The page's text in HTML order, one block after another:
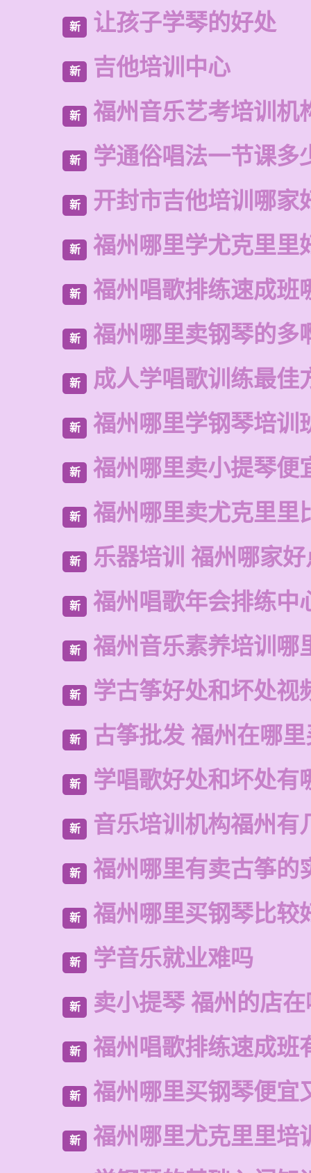
新 让孩子学琴的好处
新 吉他培训中心
新 福州音乐艺考培训机
新 学通俗唱法一节课多
新 开封市吉他培训哪家
新 福州哪里学尤克里里
新 福州唱歌排练速成班
新 福州哪里卖钢琴的多
新 成人学唱歌训练最佳
新 福州哪里学钢琴培训
新 福州哪里卖小提琴便
新 福州哪里卖尤克里里
新 乐器培训 福州哪家好
新 福州唱歌年会排练中
新 福州音乐素养培训哪
新 学古筝好处和坏处视
新 古筝批发 福州在哪
新 学唱歌好处和坏处有
新 音乐培训机构福州有
新 福州哪里有卖古筝的
新 福州哪里买钢琴比较
新 学音乐就业难吗
新 卖小提琴 福州的店
新 福州唱歌排练速成班
新 福州哪里买钢琴便宜
新
福州哪里尤克里里培